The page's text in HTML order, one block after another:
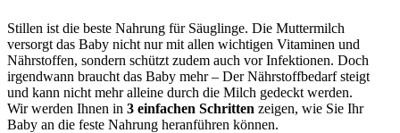
Stillen ist die beste Nahrung für Säuglinge. Die Muttermilch
versorgt das Baby nicht nur mit allen wichtigen Vitaminen und
Nährstoffen, sondern schützt zudem auch vor Infektionen. Doch
irgendwann braucht das Baby mehr – Der Nährstoffbedarf steigt
und kann nicht mehr alleine durch die Milch gedeckt werden.
Wir werden Ihnen in 3 einfachen Schritten zeigen, wie Sie Ihr
Baby an die feste Nahrung heranführen können.